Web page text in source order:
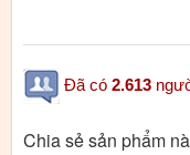
Đã có 2.613
Chia sẻ sản phẩm